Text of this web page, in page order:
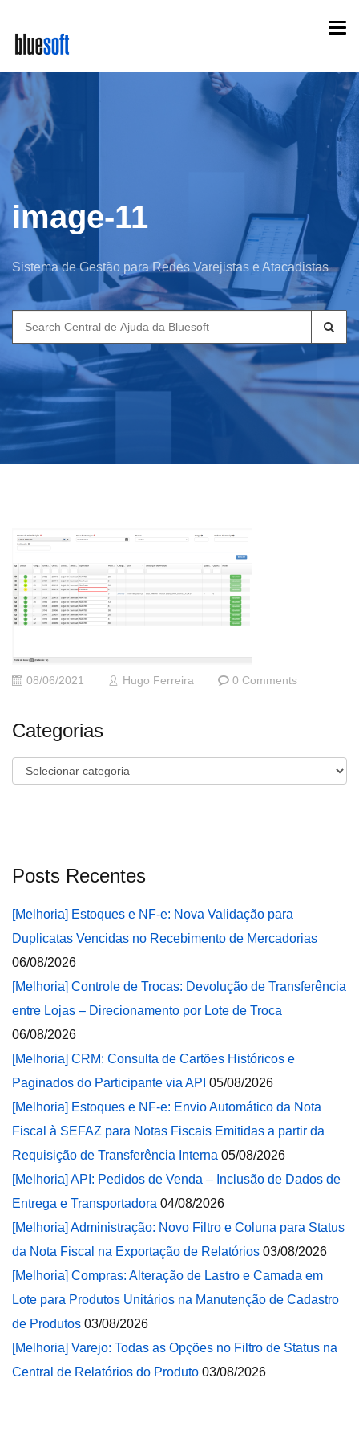
main
content
image-11
Sistema de Gestão para Redes Varejistas e Atacadistas
Search
for:
08/06/2021 Hugo Ferreira 0 Comments
Categorias
Categorias
Posts Recentes
[Melhoria] Estoques e NF-e: Nova Validação para
Duplicatas Vencidas no Recebimento de Mercadorias
06/08/2026
[Melhoria] Controle de Trocas: Devolução de Transferência
entre Lojas – Direcionamento por Lote de Troca
06/08/2026
[Melhoria] CRM: Consulta de Cartões Históricos e
Paginados do Participante via API 05/08/2026
[Melhoria] Estoques e NF-e: Envio Automático da Nota
Fiscal à SEFAZ para Notas Fiscais Emitidas a partir da
Requisição de Transferência Interna 05/08/2026
[Melhoria] API: Pedidos de Venda – Inclusão de Dados de
Entrega e Transportadora 04/08/2026
[Melhoria] Administração: Novo Filtro e Coluna para Status
da Nota Fiscal na Exportação de Relatórios 03/08/2026
[Melhoria] Compras: Alteração de Lastro e Camada em
Lote para Produtos Unitários na Manutenção de Cadastro
de Produtos 03/08/2026
[Melhoria] Varejo: Todas as Opções no Filtro de Status na
Central de Relatórios do Produto 03/08/2026